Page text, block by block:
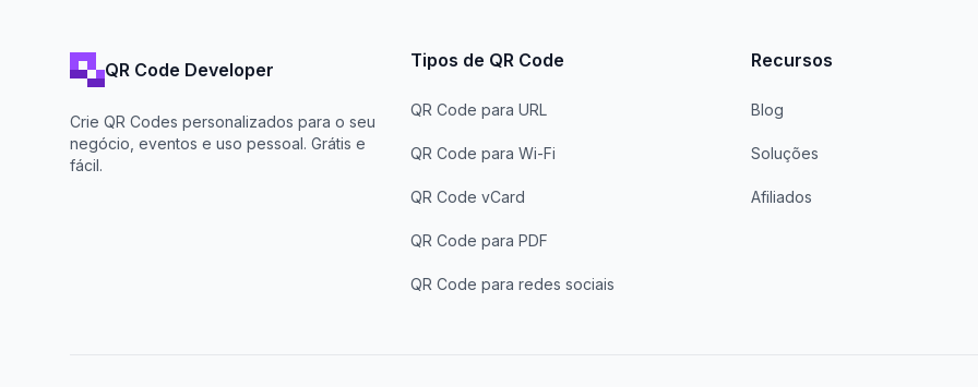
QR Code Developer
Crie QR Codes personalizados para o seu
negócio, eventos e uso pessoal. Grátis e
fácil.
Tipos de QR Code
QR Code para URL
QR Code para Wi-Fi
QR Code vCard
QR Code para PDF
QR Code para redes sociais
Recursos
Blog
Soluções
Afiliados